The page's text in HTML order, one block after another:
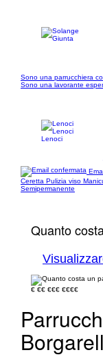
Sono una parrucchiera
Sono una lavorante
Ceretta Pulizia viso
Semipermanente
Quanto
€ €€ €€€ €€€€